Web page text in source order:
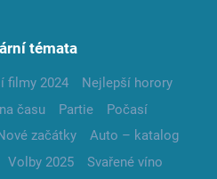
témata
filmy 2024
Nejlepší horory
času Partie
Počasí
začátky
Auto – katalog
Volby 2025
Svařené víno